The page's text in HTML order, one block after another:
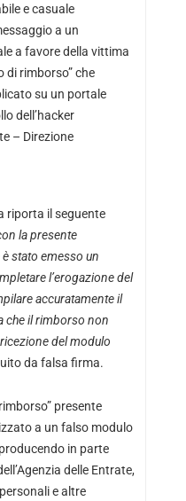
e casuale
a un
a favore della vittima
di rimborso” che
su un portale
dell’hacker
– Direzione
riporta il seguente
la presente
stato emesso un
l’erogazione del
accuratamente il
che il rimborso non
del modulo
da falsa firma.
presente
a un falso modulo
in parte
delle Entrate,
e altre